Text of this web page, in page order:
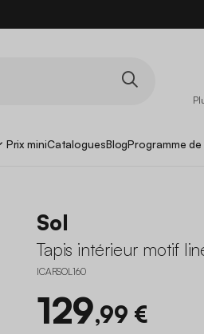
Prix miniCataloguesBlogProgramme
Sol
Tapis intérieur motif
ICARSOL160
129,99 €